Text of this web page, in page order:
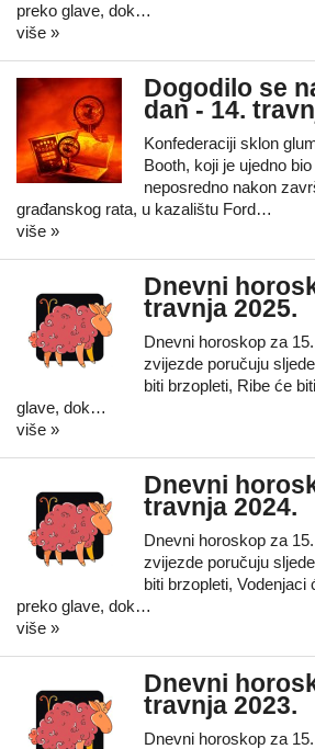
preko glave, dok…
više »
Dogodilo se
dan - 14.
Konfederaciji sklon
Booth, koji je ujedno
neposredno nakon
građanskog rata, u kazalištu Ford…
više »
Dnevni
travnja 2025.
Dnevni horoskop za
zvijezde poručuju
biti brzopleti, Ribe će
glave, dok…
više »
Dnevni
travnja 2024.
Dnevni horoskop za
zvijezde poručuju
biti brzopleti, Vodenjaci
preko glave, dok…
više »
Dnevni
travnja 2023.
Dnevni horoskop za